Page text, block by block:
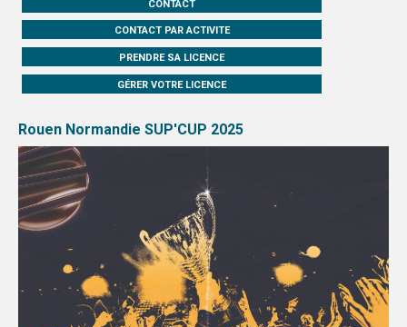
CONTACT
CONTACT PAR ACTIVITE
PRENDRE SA LICENCE
GÉRER VOTRE LICENCE
Rouen Normandie SUP'CUP 2025